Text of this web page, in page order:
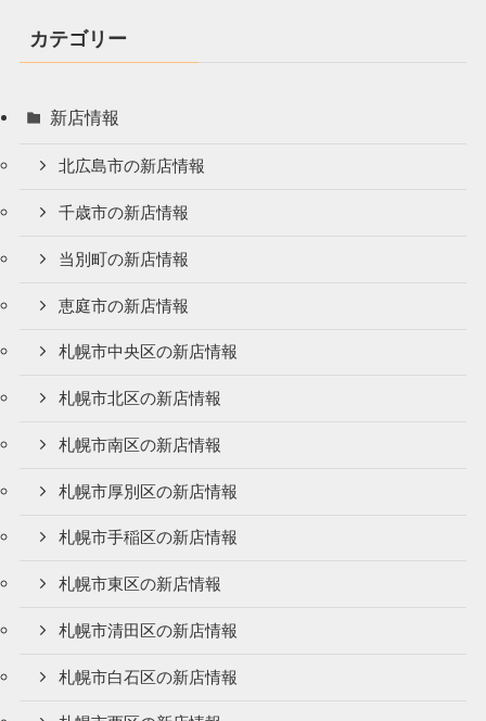
カテゴリー
新店情報
北広島市の新店情報
千歳市の新店情報
当別町の新店情報
恵庭市の新店情報
札幌市中央区の新店情報
札幌市北区の新店情報
札幌市南区の新店情報
札幌市厚別区の新店情報
札幌市手稲区の新店情報
札幌市東区の新店情報
札幌市清田区の新店情報
札幌市白石区の新店情報